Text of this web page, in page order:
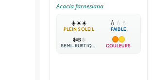
Acacia farnesiana
☀️☀️☀️
PLEIN SOLEIL
💧 💧 💧
FAIBLE
❄️❄️❄️
SEMI-RUSTIQUE COULEURS